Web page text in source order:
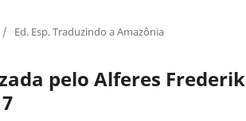
/ Ed. Esp. Traduzindo a Amazônia
pelo Alferes Frederik